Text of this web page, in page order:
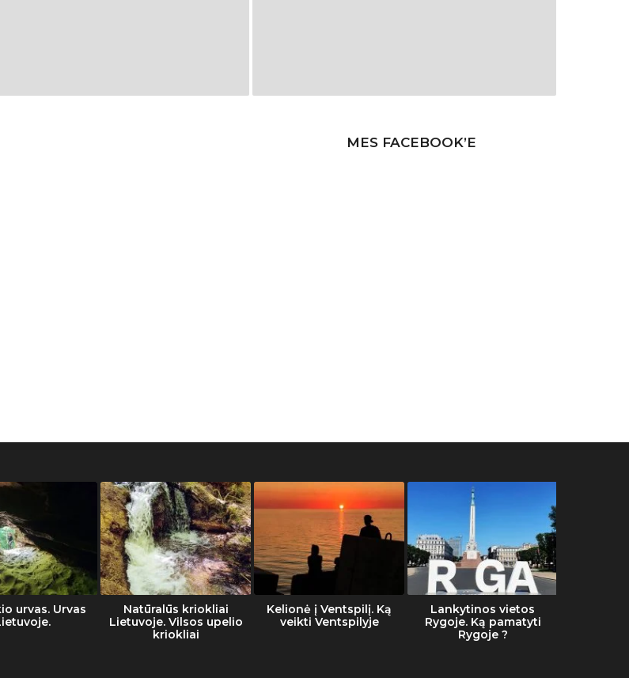
MES FACEBOOK’E
urvas. Urvas
Natūralūs kriokliai
Lietuvoje. Vilsos upelio
kriokliai
Kelionė į Ventspilį. Ką
veikti Ventspilyje
Lankytinos vietos
Rygoje. Ką pamatyti
Rygoje ?